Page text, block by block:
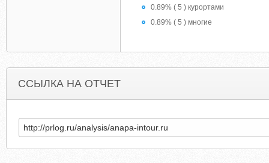
0.89% ( 5 ) курортами
0.89% ( 5 ) многие
ССЫЛКА НА ОТЧЕТ